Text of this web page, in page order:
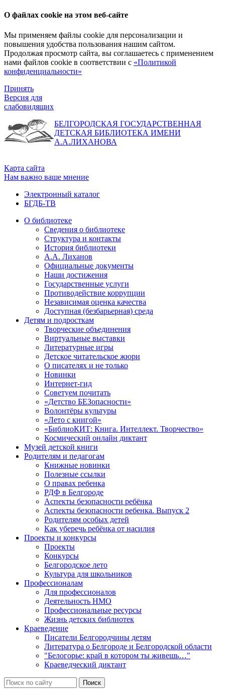
О файлах cookie на этом веб-сайте
Мы применяем файлы cookie для персонализации и
повышения удобства пользования нашим сайтом.
Продолжая просмотр сайта, вы соглашаетесь с применением
нами файлов cookie в соответствии с «Политикой
конфиденциальности»
Принять
Версия для
слабовидящих
БЕЛГОРОДСКАЯ ГОСУДАРСТВЕННАЯ
ДЕТСКАЯ БИБЛИОТЕКА ИМЕНИ
А.А.ЛИХАНОВА
Карта сайта
Нам важно ваше мнение
Электронный каталог
БГДБ-ТВ
О библиотеке
Сведения о библиотеке
Структура и контакты
История библиотеки
А.А. Лиханов
Официальные документы
Наши достижения
Государственные услуги
Противодействие коррупции
Независимая оценка качества
Доступная (безбарьерная) среда
Детям и подросткам
Творческие объединения
Виртуальные выставки
Литературные игры
Детское читательское жюри
О писателях и не только
Новинки
Интернет-гид
Советуем почитать
«Детство БЕЗопасности»
Волонтёры культуры
«Лето с книгой»
«БиблиоКИТ: Книга. Интеллект. Творчество»
Космический онлайн диктант
Музей детской книги
Родителям и педагогам
Книжные новинки
Полезные ссылки
О правах ребенка
РДФ в Белгороде
Аспекты безопасности ребёнка
Аспекты безопасности ребенка. Выпуск 2
Родителям особых детей
Как уберечь ребёнка от насилия
Проекты и конкурсы
Проекты
Конкурсы
Белгородское лето
Культура для школьников
Профессионалам
Для профессионалов
Деятельность НМО
Профессиональные ресурсы
Жизнь детских библиотек
Краеведение
Писатели Белгородчины детям
Литература о Белгороде и Белгородской области
"Белогорье: край в котором ты живешь…"
Краеведческий диктант